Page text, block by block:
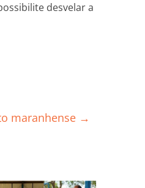
desvelar a
maranhense →